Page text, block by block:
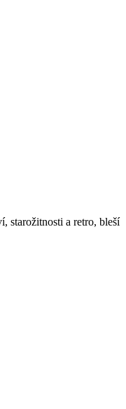
starožitnosti a retro, bleší